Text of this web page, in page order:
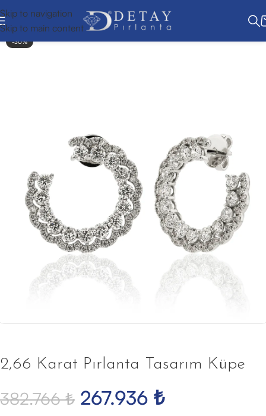
Skip to navigation
Skip to main content
-30%
2,66 Karat Pırlanta Tasarım Küpe
382.766₺ 267.936 ₺